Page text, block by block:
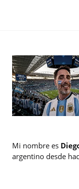
Mi nombre es
argentino desde